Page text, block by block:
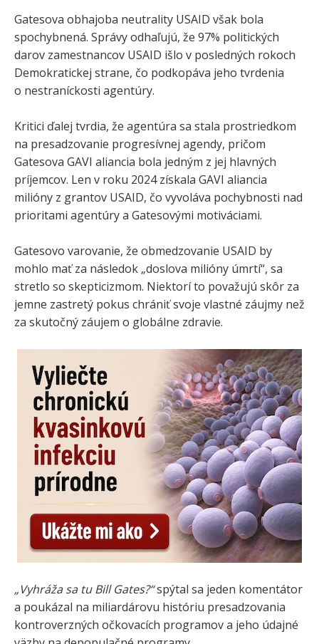
Gatesova obhajoba neutrality USAID však bola
spochybnená. Správy odhaľujú, že 97% politických
darov zamestnancov USAID išlo v posledných rokoch
Demokratickej strane, čo podkopáva jeho tvrdenia
o nestraníckosti agentúry.
Kritici ďalej tvrdia, že agentúra sa stala prostriedkom
na presadzovanie progresívnej agendy, pričom
Gatesova GAVI aliancia bola jedným z jej hlavných
príjemcov. Len v roku 2024 získala GAVI aliancia
milióny z grantov USAID, čo vyvoláva pochybnosti nad
prioritami agentúry a Gatesovými motiváciami.
Gatesovo varovanie, že obmedzovanie USAID by
mohlo mať za následok „doslova milióny úmrtí“, sa
stretlo so skepticizmom. Niektorí to považujú skôr za
jemne zastretý pokus chrániť svoje vlastné záujmy než
za skutočný záujem o globálne zdravie.
„Vyhráža sa tu Bill Gates?“spýtal sa jeden komentátor
a poukázal na miliardárovu históriu presadzovania
kontroverzných očkovacích programov a jeho údajné